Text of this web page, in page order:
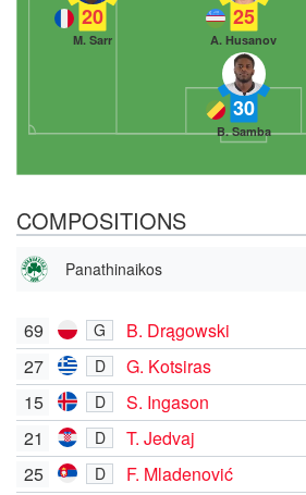
30
B. Samba
20
M. Sarr
25
A. Husanov
COMPOSITIONS
Panathinaikos
69 G
B. Drągowski
27
D G. Kotsiras
15 D S. Ingason
21 D
T. Jedvaj
25
D
F. Mladenović